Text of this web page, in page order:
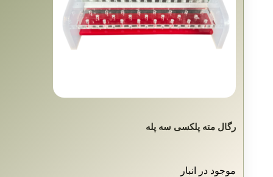
رگال مته پلکسی سه پله
موجود در انبار